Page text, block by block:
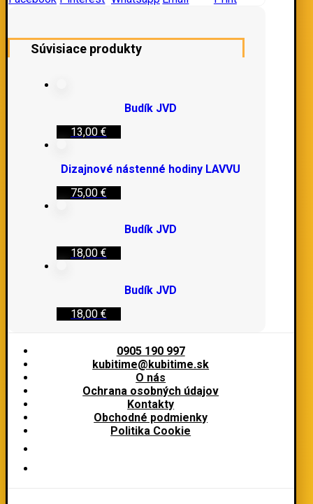
Súvisiace produkty
Budík JVD
13,00 €
Dizajnové nástenné hodiny LAVVU
75,00 €
Budík JVD
18,00 €
Budík JVD
18,00 €
0905 190 997
kubitime@kubitime.sk
O nás
Ochrana osobných údajov
Kontakty
Obchodné podmienky
Politika Cookie